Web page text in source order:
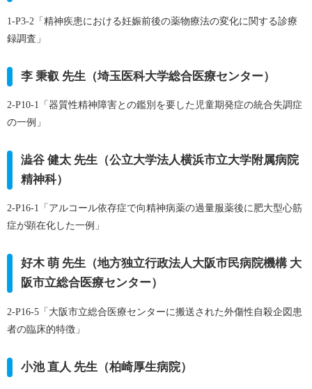
1-P3-2「精神疾患における妊娠前後の薬物療法の変化に関する診療
録調査」
李 秉叡 先生（埼玉医科大学総合医療センター）
2-P10-1「器質性精神障害との鑑別を要した児童期発症の統合失調症
の一例」
澁谷 健太 先生（公立大学法人横浜市立大学附属病院
精神科）
2-P16-1「アルコール依存症で向精神病薬の過量服薬後に肥大型心筋
症が顕在化した一例」
好木 萌 先生（地方独立行政法人大阪市民病院機構 大
阪市立総合医療センター）
2-P16-5「大阪市立総合医療センターに搬送された外傷性自殺企図患
者の臨床的特徴」
小池 直人 先生（柏崎厚生病院）